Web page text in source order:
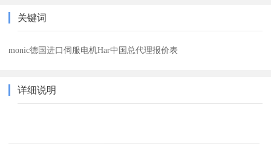
关键词
monic德国进口伺服电机Har中国总代理报价表
详细说明